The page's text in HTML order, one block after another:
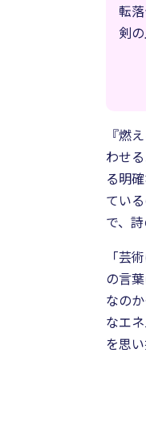
転
剣
『燃
わせ
る明
てい
で、
「芸
の言
なの
なエ
を思